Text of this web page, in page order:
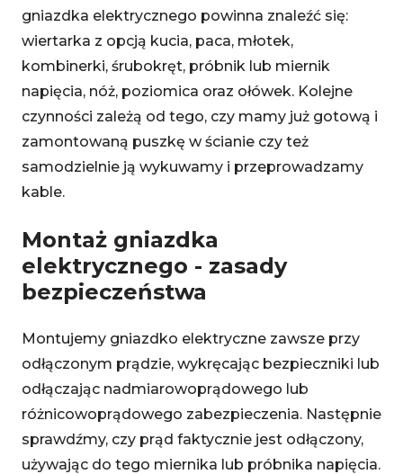
gniazdka elektrycznego powinna znaleźć się:
wiertarka z opcją kucia, paca, młotek,
kombinerki, śrubokręt, próbnik lub miernik
napięcia, nóż, poziomica oraz ołówek. Kolejne
czynności zależą od tego, czy mamy już gotową i
zamontowaną puszkę w ścianie czy też
samodzielnie ją wykuwamy i przeprowadzamy
kable.
Montaż gniazdka
elektrycznego - zasady
bezpieczeństwa
Montujemy gniazdko elektryczne zawsze przy
odłączonym prądzie, wykręcając bezpieczniki lub
odłączając nadmiarowoprądowego lub
różnicowoprądowego zabezpieczenia. Następnie
sprawdźmy, czy prąd faktycznie jest odłączony,
używając do tego miernika lub próbnika napięcia.